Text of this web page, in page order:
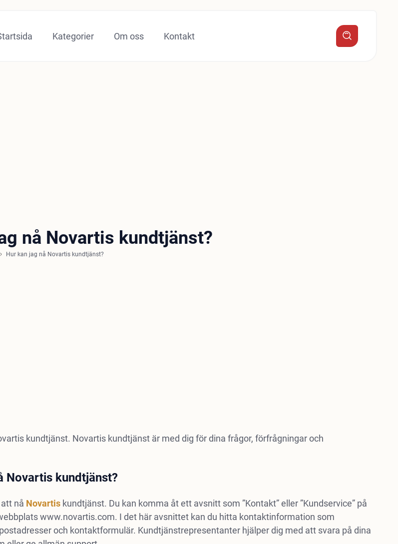
Kategorier Om oss Kontakt
nå Novartis kundtjänst?
Hur kan jag nå Novartis kundtjänst?
kundtjänst. Novartis kundtjänst är med dig för dina frågor, förfrågningar och
Novartis kundtjänst?
nå Novartiskundtjänst. Du kan komma åt ett avsnitt som ”Kontakt” eller ”Kundservice” på
www.novartis.com. I det här avsnittet kan du hitta kontaktinformation som
och kontaktformulär. Kundtjänstrepresentanter hjälper dig med att svara på dina